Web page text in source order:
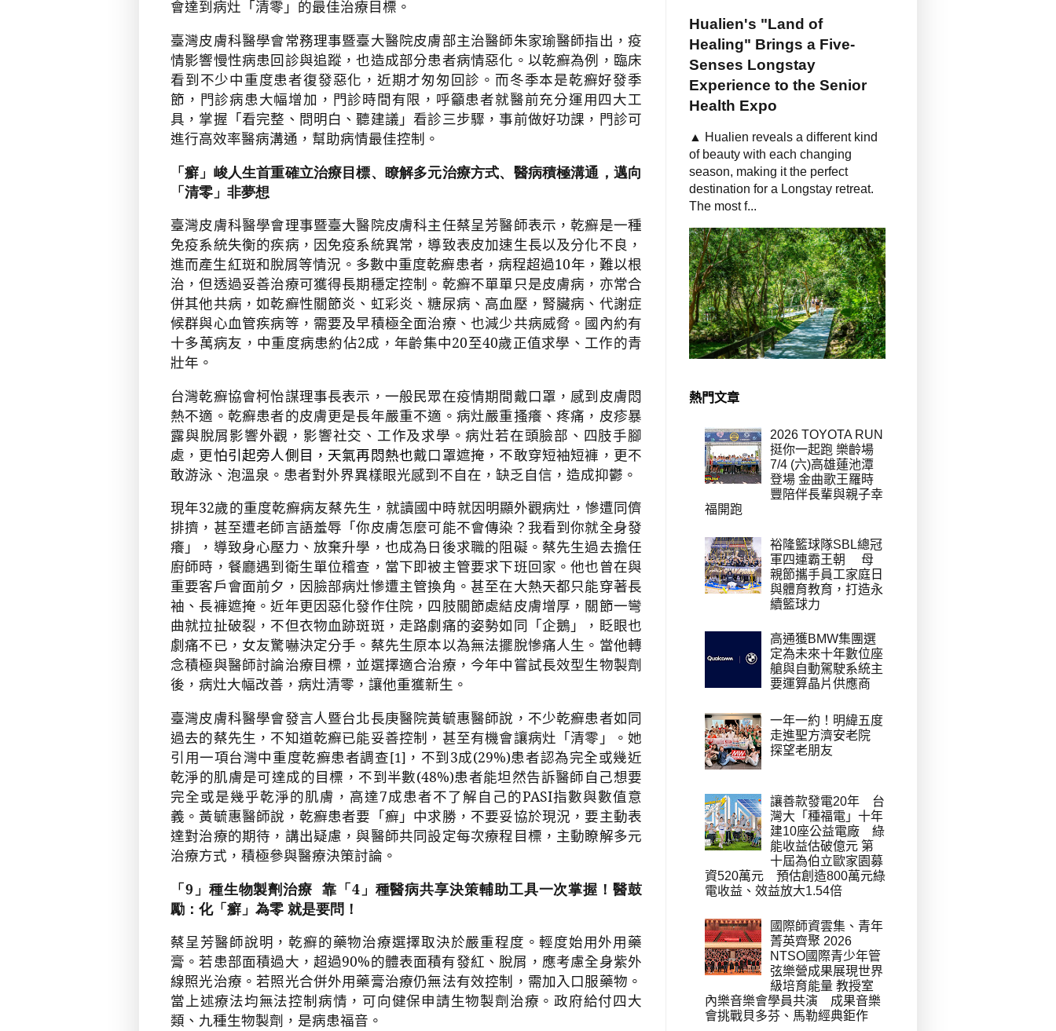
會達到病灶「清零」的最佳治療目標。
臺灣皮膚科醫學會常務理事暨臺大醫院皮膚部主治醫師朱家瑜醫師指出，疫
情影響慢性病患回診與追蹤，也造成部分患者病情惡化。以乾癬為例，臨床
看到不少中重度患者復發惡化，近期才匆匆回診。而冬季本是乾癬好發季
節，門診病患大幅增加，門診時間有限，呼籲患者就醫前充分運用四大工
具，掌握「看完整、問明白、聽建議」看診三步驟，事前做好功課，門診可
進行高效率醫病溝通，幫助病情最佳控制。
「癬」峻人生首重確立治療目標、瞭解多元治療方式、醫病積極溝通，邁向
「清零」非夢想
臺灣皮膚科醫學會理事暨臺大醫院皮膚科主任蔡呈芳醫師表示，乾癬是一種
免疫系統失衡的疾病，因免疫系統異常，導致表皮加速生長以及分化不良，
進而產生紅斑和脫屑等情況。多數中重度乾癬患者，病程超過10年，難以根
治，但透過妥善治療可獲得長期穩定控制。乾癬不單單只是皮膚病，亦常合
併其他共病，如乾癬性關節炎、虹彩炎、糖尿病、高血壓，腎臟病、代謝症
候群與心血管疾病等，需要及早積極全面治療、也減少共病威脅。國內約有
十多萬病友，中重度病患約佔2成，年齡集中20至40歲正值求學、工作的青
壯年。
台灣乾癬協會柯怡謀理事長表示，一般民眾在疫情期間戴口罩，感到皮膚悶
熱不適。乾癬患者的皮膚更是長年嚴重不適。病灶嚴重搔癢、疼痛，皮疹暴
露與脫屑影響外觀，影響社交、工作及求學。病灶若在頭臉部、四肢手腳
處，更怕引起旁人側目，天氣再悶熱也戴口罩遮掩，不敢穿短袖短褲，更不
敢游泳、泡溫泉。患者對外界異樣眼光感到不自在，缺乏自信，造成抑鬱。
現年32歲的重度乾癬病友蔡先生，就讀國中時就因明顯外觀病灶，慘遭同儕
排擠，甚至遭老師言語羞辱「你皮膚怎麼可能不會傳染？我看到你就全身發
癢」，導致身心壓力、放棄升學，也成為日後求職的阻礙。蔡先生過去擔任
廚師時，餐廳遇到衛生單位稽查，當下即被主管要求下班回家。他也曾在與
重要客戶會面前夕，因臉部病灶慘遭主管換角。甚至在大熱天都只能穿著長
袖、長褲遮掩。近年更因惡化發作住院，四肢關節處結皮膚增厚，關節一彎
曲就拉扯破裂，不但衣物血跡斑斑，走路劇痛的姿勢如同「企鵝」，眨眼也
劇痛不已，女友驚嚇決定分手。蔡先生原本以為無法擺脫慘痛人生。當他轉
念積極與醫師討論治療目標，並選擇適合治療，今年中嘗試長效型生物製劑
後，病灶大幅改善，病灶清零，讓他重獲新生。
臺灣皮膚科醫學會發言人暨台北長庚醫院黃毓惠醫師說，不少乾癬患者如同
過去的蔡先生，不知道乾癬已能妥善控制，甚至有機會讓病灶「清零」。她
引用一項台灣中重度乾癬患者調查[1] ，不到3成(29%)患者認為完全或幾近
乾淨的肌膚是可達成的目標，不到半數(48%)患者能坦然告訴醫師自己想要
完全或是幾乎乾淨的肌膚，高達7成患者不了解自己的PASI指數與數值意
義。黃毓惠醫師說，乾癬患者要 「癬」中求勝，不要妥協於現況，要主動表
達對治療的期待，講出疑慮，與醫師共同設定每次療程目標，主動瞭解多元
治療方式，積極參與醫療決策討論。
「9」種生物製劑治療 靠「4」種醫病共享決策輔助工具一次掌握！醫鼓
勵：化「癬」為零 就是要問！
蔡呈芳醫師說明，乾癬的藥物治療選擇取決於嚴重程度。輕度始用外用藥
膏。若患部面積過大，超過90%的體表面積有發紅、脫屑，應考慮全身紫外
線照光治療。若照光合併外用藥膏治療仍無法有效控制，需加入口服藥物。
當上述療法均無法控制病情，可向健保申請生物製劑治療。政府給付四大
類、九種生物製劑，是病患福音。
Hualien's "Land of
Healing" Brings a Five-
Senses Longstay
Experience to the Senior
Health Expo
▲ Hualien reveals a different kind
of beauty with each changing
season, making it the perfect
destination for a Longstay retreat.
The most f...
熱門文章
2026 TOYOTA RUN
挺你一起跑 樂齡場
7/4 (六)高雄蓮池潭
登場 金曲歌王羅時
豐陪伴長輩與親子幸
福開跑
裕隆籃球隊SBL總冠
軍四連霸王朝 母
親節攜手員工家庭日
與體育教育，打造永
續籃球力
高通獲BMW集團選
定為未來十年數位座
艙與自動駕駛系統主
要運算晶片供應商
一年一約！明緯五度
走進聖方濟安老院
探望老朋友
讓善款發電20年 台
灣大「種福電」十年
建10座公益電廠 綠
能收益估破億元 第
十屆為伯立歐家園募
資520萬元 預估創造800萬元綠
電收益、效益放大1.54倍
國際師資雲集、青年
菁英齊聚 2026
NTSO國際青少年管
弦樂營成果展現世界
級培育能量 教授室
內樂音樂會學員共演 成果音樂
會挑戰貝多芬、馬勒經典鉅作